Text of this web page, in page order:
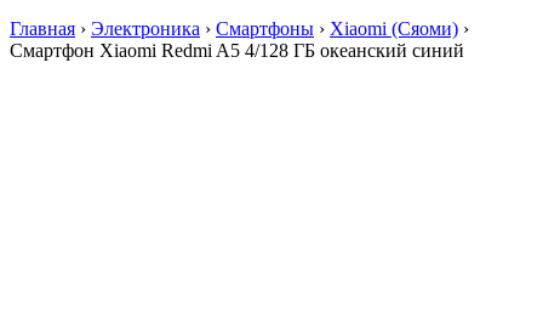
Главная › Электроника › Смартфоны › Xiaomi (Сяоми) ›
Смартфон Xiaomi Redmi A5 4/128 ГБ океанский синий